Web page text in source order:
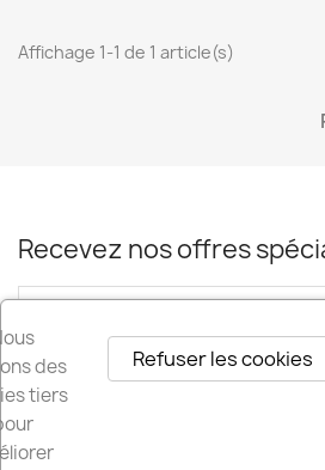
Affichage 1-1 de 1 article(s)
Recevez nos offres
Vous pouvez vous désinscrire à tout
nos informations de contact dans les
des
tiers
Refuser les cookies